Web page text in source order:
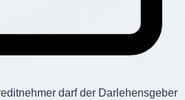
darf der Darlehensgeber